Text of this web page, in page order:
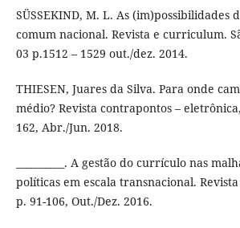
SÜSSEKIND, M. L. As (im)possibilidades
comum nacional. Revista e curriculum.
03 p.1512 – 1529 out./dez. 2014.
THIESEN, Juares da Silva. Para onde
médio? Revista contrapontos –
162, Abr./Jun. 2018.
__________. A gestão do currículo nas
políticas em escala transnacional.
p. 91-106, Out./Dez. 2016.